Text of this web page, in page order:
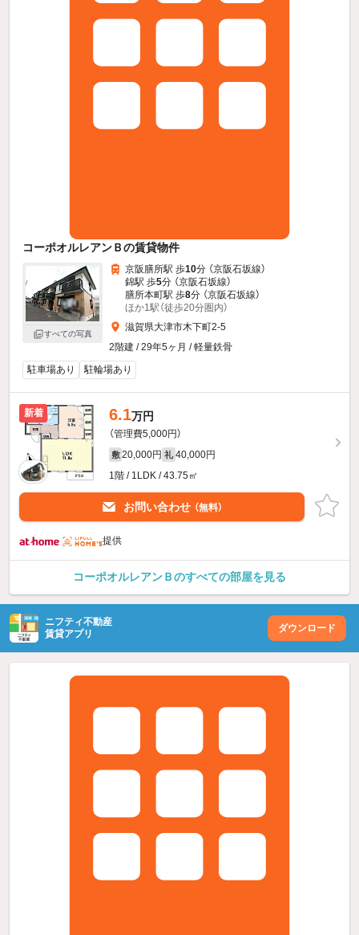
コーポオルレアンＢの賃貸物件
すべての写真
京阪膳所駅 歩10分 （京阪石坂線）
錦駅 歩5分 （京阪石坂線）
膳所本町駅 歩8分 （京阪石坂線）
ほか1駅（徒歩20分圏内）
滋賀県大津市木下町2-5
2階建 / 29年5ヶ月 / 軽量鉄骨
駐車場あり
駐輪場あり
新着 6.1万円
（管理費5,000円）
敷 20,000円 礼 40,000円
1階 / 1LDK / 43.75㎡
お問い合わせ （無料）
提供
コーポオルレアンＢのすべての部屋を見る
ニフティ不動産
賃貸アプリ
ダウンロード